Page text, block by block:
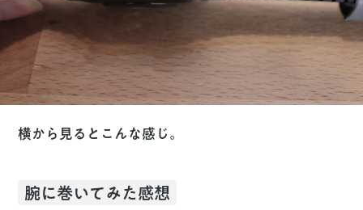
横から見るとこんな感じ。
腕に巻いてみた感想